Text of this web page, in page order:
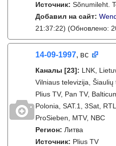
Источник: Sõnumileht.
Добавил на сайт:
21:37:22) (Обновлено:
14-09-1997, вс
Каналы [23]: LNK,
Vilniaus televizija,
Plius TV, Pan TV,
Polonia, SAT.1, 3Sat,
ProSieben, MTV, NBC
Регион: Литва
Источник: Plius TV